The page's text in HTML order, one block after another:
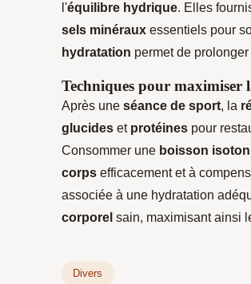
l'équilibre hydrique. Elles
sels minéraux essentiels pour
hydratation permet de prolonger
Techniques pour
Après une séance de sport, la
glucides et protéines pour
Consommer une boisson
corps efficacement et à
associée à une hydratation
corporel sain, maximisant ainsi
Divers